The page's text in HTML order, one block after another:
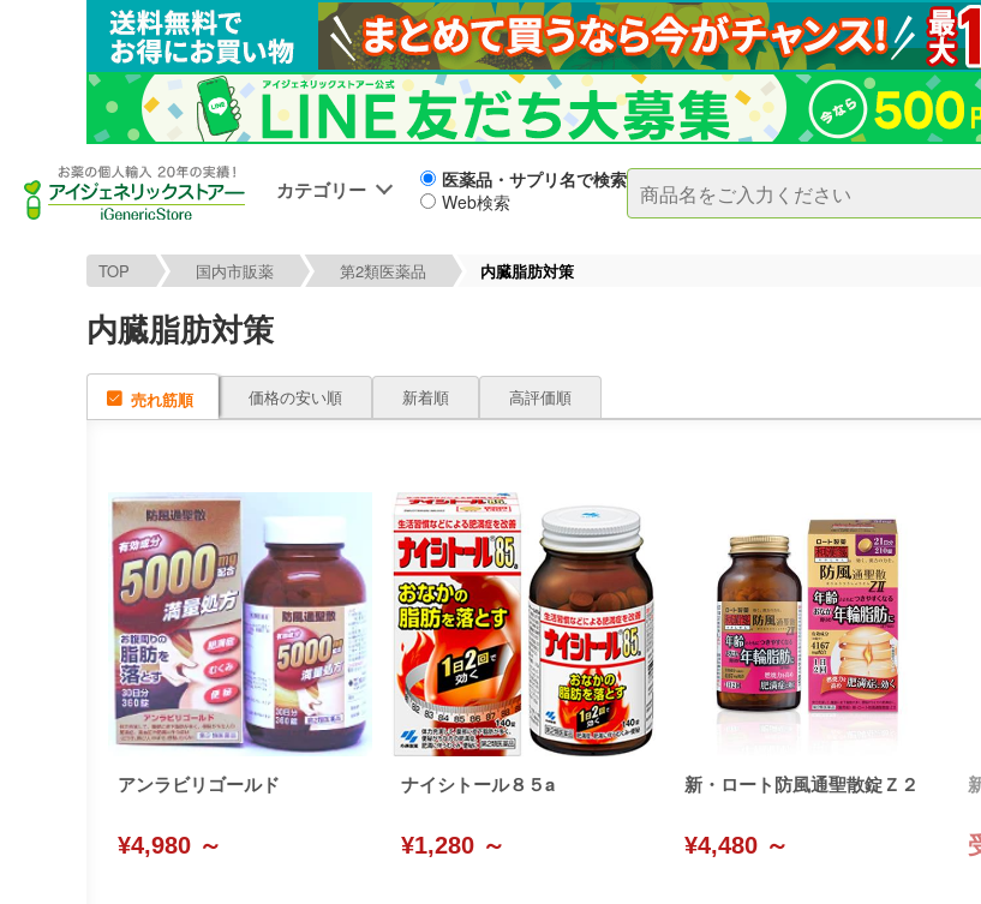
カテゴリー
医薬品・サプリ名で検索
Web検索
TOP 国内市販薬 第2類医薬品 内臓脂肪対策
内臓脂肪対策
売れ筋順 価格の安い順 新着順 高評価順
アンラビリゴールド
¥4,980 ～
ナイシトール８５a
¥1,280 ～
新・ロート防風通聖散錠Ｚ２
¥4,480 ～